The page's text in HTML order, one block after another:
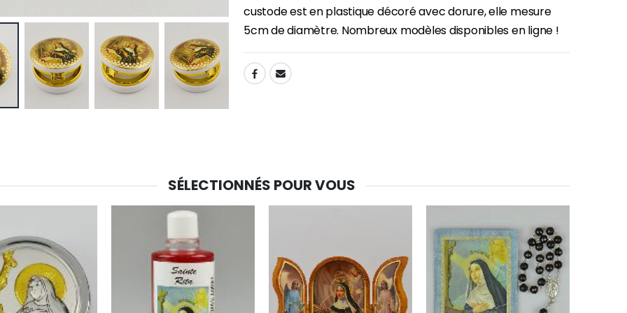
-30%
€10.00 €7.00
€12.00 €9.60
6 Bougies Teintées Masse Couleur Blanche
€6.00
€21.90 Déposez votre Neuvaine à Lourdes
€12.00 €9.60
custode est en plastique décoré avec dorure, elle mesure
5cm de diamètre. Nombreux modèles disponibles en ligne !
SHARE:
SÉLECTIONNÉS POUR VOUS